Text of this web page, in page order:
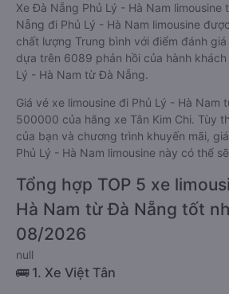
Xe Đà Nẵng Phủ Lý - Hà Nam limousine
Nẵng đi Phủ Lý - Hà Nam limousine
chất lượng Trung bình với điểm đánh
dựa trên 6089 phản hồi của hành khách
Lý - Hà Nam từ Đà Nẵng.
Giá vé xe limousine đi Phủ Lý - Hà Nam
500000 của hãng xe Tân Kim Chi. Tùy
của bạn và chương trình khuyến mãi,
Phủ Lý - Hà Nam limousine này có thể
Tổng hợp TOP 5 xe
Hà Nam từ Đà Nẵng tốt
08/2026
null
🚌 1. Xe Việt Tân